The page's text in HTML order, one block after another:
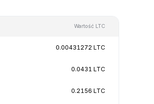
Wartość LTC
0.00431272 LTC
0.0431 LTC
0.2156 LTC